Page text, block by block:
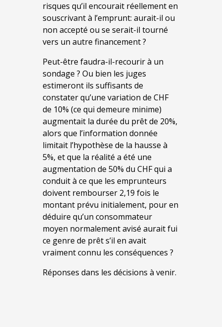
risques qu’il encourait réellement en
souscrivant à l’emprunt: aurait-il ou
non accepté ou se serait-il tourné
vers un autre financement ?
Peut-être faudra-il-recourir à un
sondage ? Ou bien les juges
estimeront ils suffisants de
constater qu’une variation de CHF
de 10% (ce qui demeure minime)
augmentait la durée du prêt de 20%,
alors que l’information donnée
limitait l’hypothèse de la hausse à
5%, et que la réalité a été une
augmentation de 50% du CHF qui a
conduit à ce que les emprunteurs
doivent rembourser 2,19 fois le
montant prévu initialement, pour en
déduire qu’un consommateur
moyen normalement avisé aurait fui
ce genre de prêt s’il en avait
vraiment connu les conséquences ?
Réponses dans les décisions à venir.